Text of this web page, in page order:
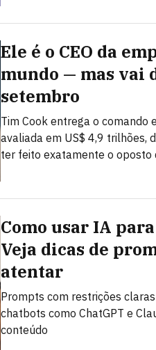
Ele é o CEO da
mundo — mas vai
setembro
Tim Cook entrega o comando
avaliada em US$ 4,9 trilhões,
ter feito exatamente o oposto
Como usar IA
Veja dicas de
atentar
Prompts com restrições
chatbots como ChatGPT e
conteúdo